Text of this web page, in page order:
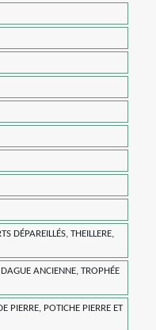
DÉPAREILLÉS, THEILLERE,
ANCIENNE, TROPHÉE
PIERRE, POTICHE PIERRE ET